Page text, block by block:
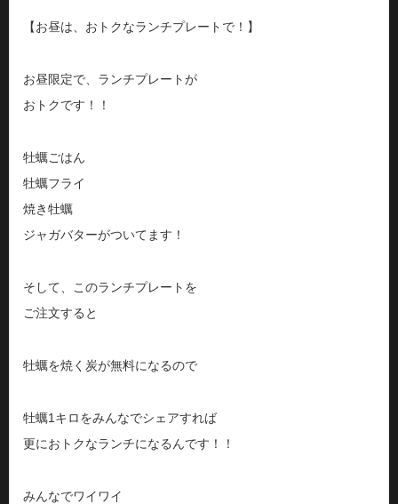
【お昼は、おトクなランチプレートで！】
お昼限定で、ランチプレートが
おトクです！！
牡蠣ごはん
牡蠣フライ
焼き牡蠣
ジャガバターがついてます！
そして、このランチプレートを
ご注文すると
牡蠣を焼く炭が無料になるので
牡蠣1キロをみんなでシェアすれば
更におトクなランチになるんです！！
みんなでワイワイ